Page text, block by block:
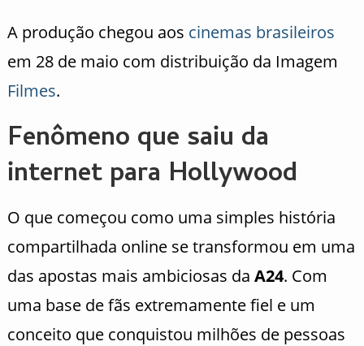
A produção chegou aos cinemas brasileiros
em 28 de maio com distribuição da Imagem
Filmes.
Fenômeno que saiu da
internet para Hollywood
O que começou como uma simples história
compartilhada online se transformou em uma
das apostas mais ambiciosas da A24. Com
uma base de fãs extremamente fiel e um
conceito que conquistou milhões de pessoas